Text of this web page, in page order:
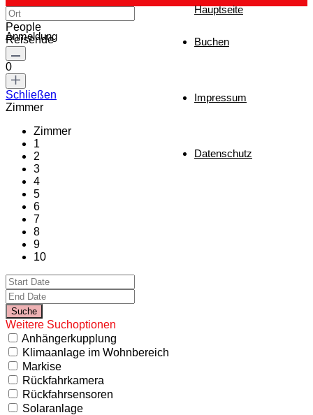
Hauptseite
Buchen
Impressum
Datenschutz
Anmeldung
People
Reisende
0
Schließen
Zimmer
Zimmer
1
2
3
4
5
6
7
8
9
10
Weitere Suchoptionen
Anhängerkupplung
Klimaanlage im Wohnbereich
Markise
Rückfahrkamera
Rückfahrsensoren
Solaranlage